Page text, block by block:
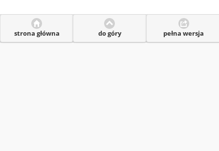
strona główna do góry pełna wersja